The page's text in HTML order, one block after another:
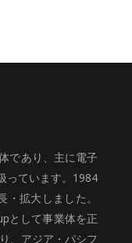
であり、主に電子
っています。1984
拡大しました。
として事業体を正
、アジア・パシフ